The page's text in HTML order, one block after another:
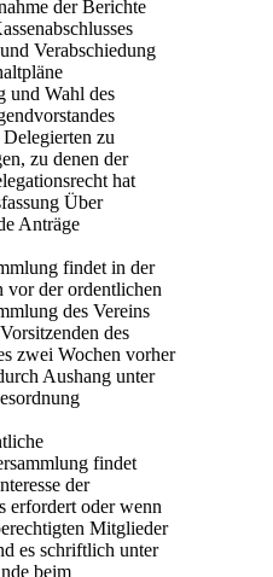
der Berichte
Verabschiedung
und Wahl des
zu
zu denen der
hat
Über
Anträge
findet in der
vor der ordentlichen
des Vereins
des
zwei Wochen vorher
Aushang unter
findet
der
erfordert oder wenn
Mitglieder
es schriftlich unter
beim